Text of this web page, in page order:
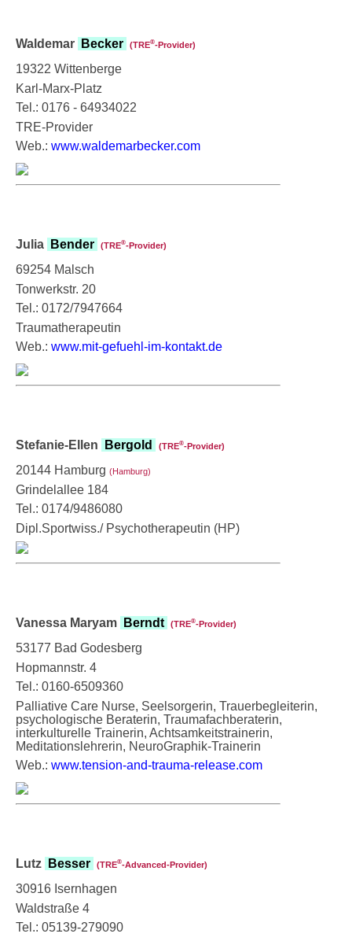
Waldemar Becker (TRE®‑Provider)
19322 Wittenberge
Karl-Marx-Platz
Tel.: 0176 - 64934022
TRE-Provider
Web.: www.waldemarbecker.com
Julia Bender (TRE®‑Provider)
69254 Malsch
Tonwerkstr. 20
Tel.: 0172/7947664
Traumatherapeutin
Web.: www.mit-gefuehl-im-kontakt.de
Stefanie-Ellen Bergold (TRE®‑Provider)
20144 Hamburg (Hamburg)
Grindelallee 184
Tel.: 0174/9486080
Dipl.Sportwiss./ Psychotherapeutin (HP)
Vanessa Maryam Berndt (TRE®‑Provider)
53177 Bad Godesberg
Hopmannstr. 4
Tel.: 0160-6509360
Palliative Care Nurse, Seelsorgerin, Trauerbegleiterin,
psychologische Beraterin, Traumafachberaterin,
interkulturelle Trainerin, Achtsamkeitstrainerin,
Meditationslehrerin, NeuroGraphik-Trainerin
Web.: www.tension-and-trauma-release.com
Lutz Besser (TRE®‑Advanced-Provider)
30916 Isernhagen
Waldstraße 4
Tel.: 05139-279090